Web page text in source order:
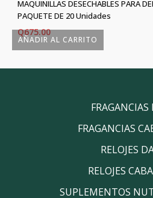
AÑADIR AL CARRITO
MAQUINILLAS DESECHABLES PARA
PAQUETE DE 20 Unidades
Q675.00
FRAGANCIAS
RELOJES
RELOJES
SUPLEMENTOS